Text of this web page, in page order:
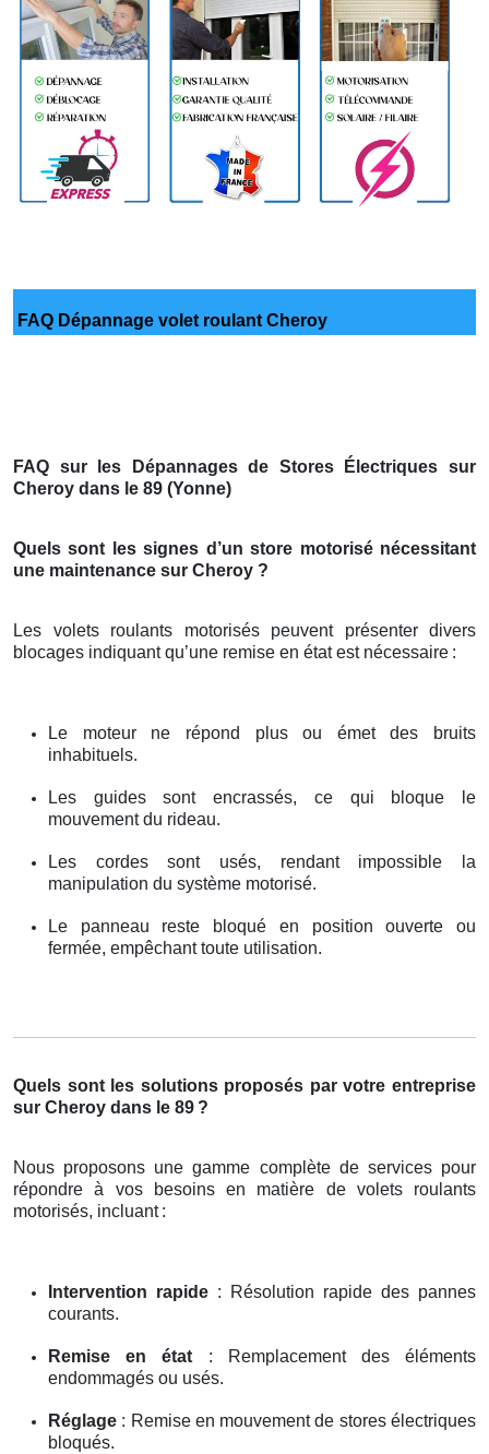
FAQ Dépannage volet roulant Cheroy
FAQ sur les Dépannages de Stores Électriques sur
Cheroy dans le 89 (Yonne)
Quels sont les signes d’un store motorisé nécessitant
une maintenance sur Cheroy ?
Les volets roulants motorisés peuvent présenter divers
blocages indiquant qu’une remise en état est nécessaire :
Le moteur ne répond plus ou émet des bruits
inhabituels.
Les guides sont encrassés, ce qui bloque le
mouvement du rideau.
Les cordes sont usés, rendant impossible la
manipulation du système motorisé.
Le panneau reste bloqué en position ouverte ou
fermée, empêchant toute utilisation.
Quels sont les solutions proposés par votre entreprise
sur Cheroy dans le 89 ?
Nous proposons une gamme complète de services pour
répondre à vos besoins en matière de volets roulants
motorisés, incluant :
Intervention rapide : Résolution rapide des pannes
courants.
Remise en état: Remplacement des éléments
endommagés ou usés.
Réglage : Remise en mouvement de stores électriques
bloqués.